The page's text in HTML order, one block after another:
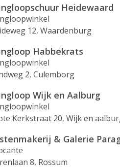
Heidewaard
12, Waardenburg
Habbekrats
2, Culemborg
Wijk en Aalburg
Kerkstraat 20, Wijk en
& Galerie
8, Rossum